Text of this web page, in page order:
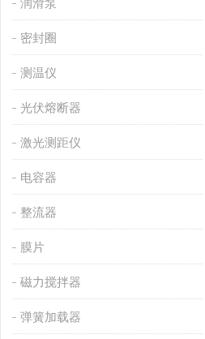
润滑泵
密封圈
测温仪
光伏熔断器
激光测距仪
电容器
整流器
膜片
磁力搅拌器
弹簧加载器